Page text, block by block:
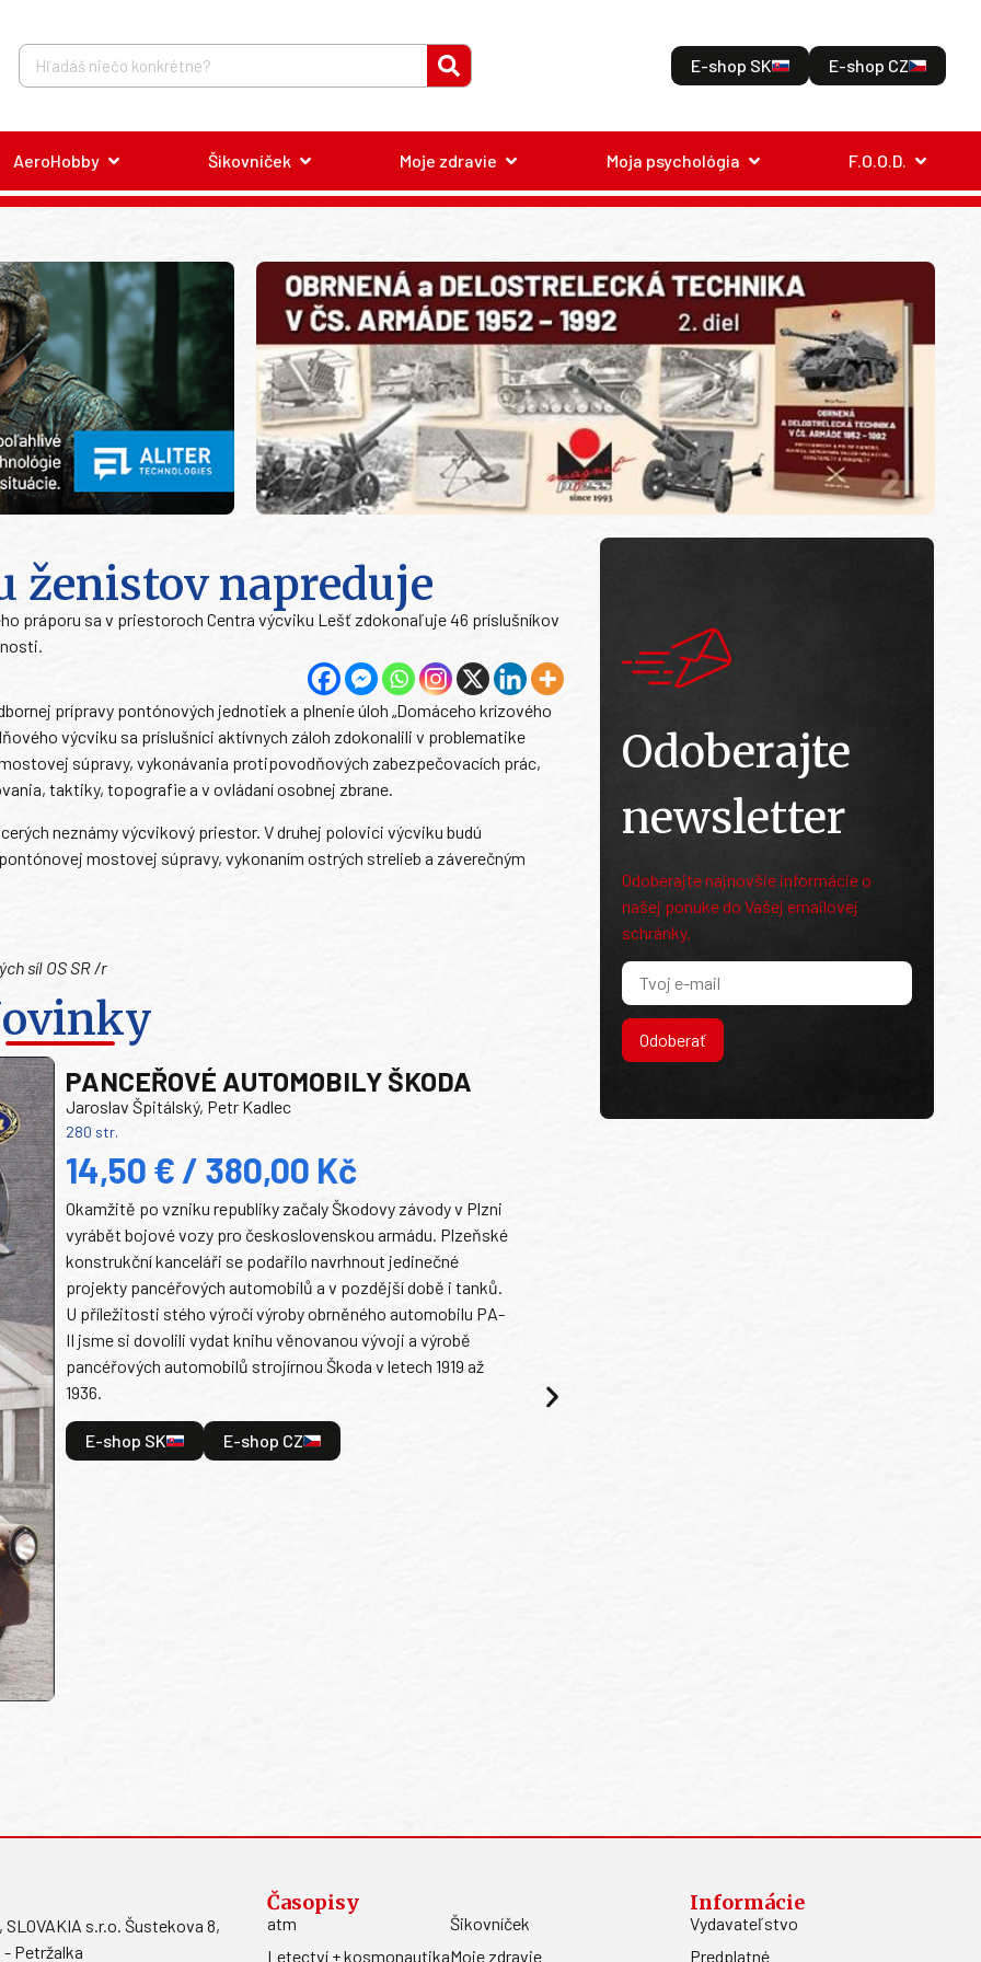
E-shop SK E-shop CZ
AeroHobby Šikovníček Moje zdravie Moja psychológia F.O.O.D.
ženistov napreduje
práporu sa v priestoroch Centra výcviku Lešť zdokonaľuje 46 príslušníkov
prípravy pontónových jednotiek a plnenie úloh „Domáceho krízového
výcviku sa príslušníci aktívnych záloh zdokonalili v problematike
súpravy, vykonávania protipovodňových zabezpečovacích prác,
taktiky, topografie a v ovládaní osobnej zbrane.
neznámy výcvikový priestor. V druhej polovici výcviku budú
mostovej súpravy, vykonaním ostrých strelieb a záverečným
síl OS SR /r
PANCEŘOVÉ AUTOMOBILY ŠKODA
Jaroslav Špitálský, Petr Kadlec
280 str.
14,50 € / 380,00 Kč
Okamžitě po vzniku republiky začaly Škodovy závody v Plzni
vyrábět bojové vozy pro československou armádu. Plzeňské
konstrukční kanceláři se podařilo navrhnout jedinečné
projekty pancéřových automobilů a v pozdější době i tanků.
U příležitosti stého výročí výroby obrněného automobilu PA-
II jsme si dovolili vydat knihu věnovanou vývoji a výrobě
pancéřových automobilů strojírnou Škoda v letech 1919 až
1936.
E-shop SK E-shop CZ
Odoberajte
newsletter
Odoberajte najnovšie informácie o
našej ponuke do Vašej emailovej
schránky.
Odoberať
SLOVAKIA s.r.o. Šustekova 8,
- Petržalka
Časopisy
atm
Letectví + kosmonautika
Šikovníček
Moje zdravie
Informácie
Vydavateľstvo
Predplatné